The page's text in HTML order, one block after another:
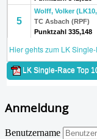
Anmeldung
Benutzername